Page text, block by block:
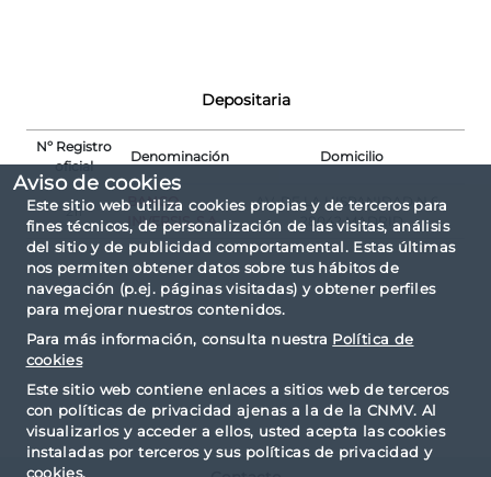
Aviso de cookies
Este sitio web utiliza cookies propias y de terceros para
fines técnicos, de personalización de las visitas, análisis
del sitio y de publicidad comportamental. Estas últimas
nos permiten obtener datos sobre tus hábitos de
navegación (p.ej. páginas visitadas) y obtener perfiles
para mejorar nuestros contenidos.
Para más información, consulta nuestra Política de
cookies
Este sitio web contiene enlaces a sitios web de terceros
con políticas de privacidad ajenas a la de la CNMV. Al
visualizarlos y acceder a ellos, usted acepta las cookies
instaladas por terceros y sus políticas de privacidad y
cookies.
Depositaria
Nº Registro
oficial
Denominación Domicilio
211
BANCO
INVERSIS, S.A.
AV. DE LA HISPANIDAD N.6 -
28042 MADRID